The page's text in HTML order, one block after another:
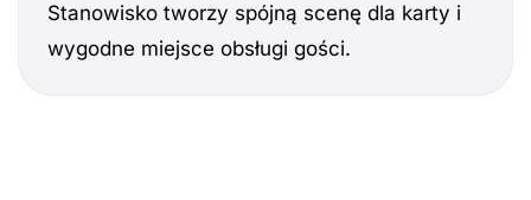
Stanowisko tworzy spójną scenę dla karty i
wygodne miejsce obsługi gości.